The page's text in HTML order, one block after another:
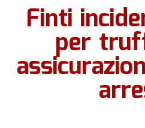
Finti
per